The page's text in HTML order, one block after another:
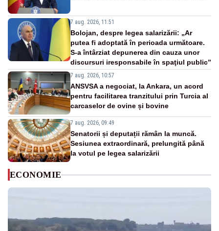
7 aug. 2026, 11:51
Bolojan, despre legea salarizării: „Ar
putea fi adoptată în perioada următoare.
S-a întârziat depunerea din cauza unor
discursuri iresponsabile în spaţiul public”
7 aug. 2026, 10:57
ANSVSA a negociat, la Ankara, un acord
pentru facilitarea tranzitului prin Turcia al
carcaselor de ovine și bovine
7 aug. 2026, 09:49
Senatorii și deputații rămân la muncă.
Sesiunea extraordinară, prelungită până
la votul pe legea salarizării
ECONOMIE